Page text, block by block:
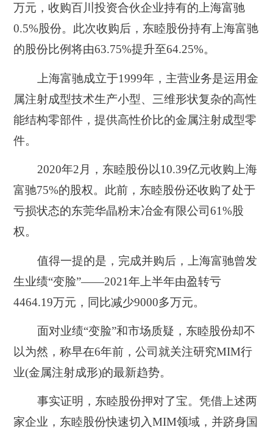
万元，收购百川投资合伙企业持有的上海富驰
0.5%股份。此次收购后，东睦股份持有上海富驰
的股份比例将由63.75%提升至64.25%。
上海富驰成立于1999年，主营业务是运用金
属注射成型技术生产小型、三维形状复杂的高性
能结构零部件，提供高性价比的金属注射成型零
件。
2020年2月，东睦股份以10.39亿元收购上海
富驰75%的股权。此前，东睦股份还收购了处于
亏损状态的东莞华晶粉末冶金有限公司61%股
权。
值得一提的是，完成并购后，上海富驰曾发
生业绩“变脸”——2021年上半年由盈转亏
4464.19万元，同比减少9000多万元。
面对业绩“变脸”和市场质疑，东睦股份却不
以为然，称早在6年前，公司就关注研究MIM行
业(金属注射成形)的最新趋势。
事实证明，东睦股份押对了宝。凭借上述两
家企业，东睦股份快速切入MIM领域，并跻身国